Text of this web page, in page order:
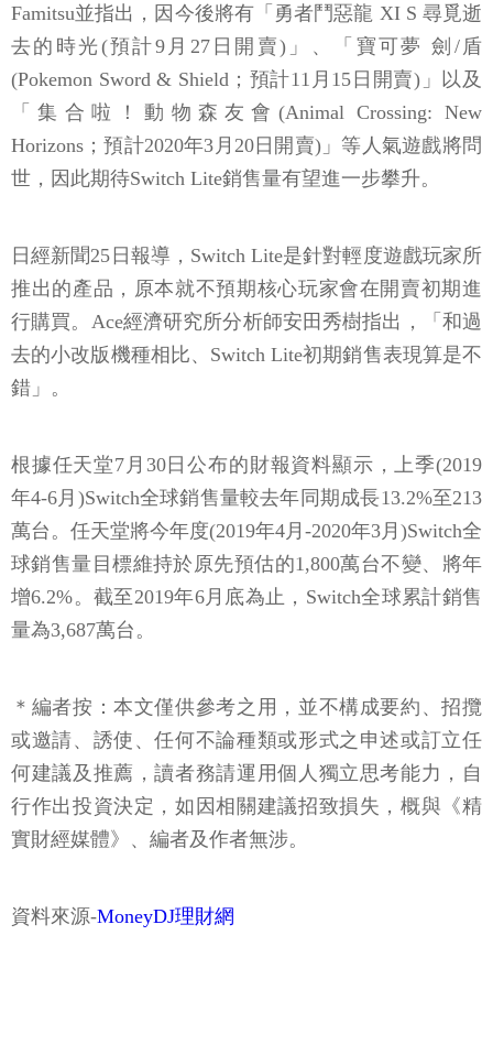
Famitsu並指出，因今後將有「勇者鬥惡龍 XI S 尋覓逝
去的時光(預計9月27日開賣)」、「寶可夢 劍/盾
(Pokemon Sword & Shield；預計11月15日開賣)」以及
「集合啦！動物森友會(Animal Crossing: New
Horizons；預計2020年3月20日開賣)」等人氣遊戲將問
世，因此期待Switch Lite銷售量有望進一步攀升。
日經新聞25日報導，Switch Lite是針對輕度遊戲玩家所
推出的產品，原本就不預期核心玩家會在開賣初期進
行購買。Ace經濟研究所分析師安田秀樹指出，「和過
去的小改版機種相比、Switch Lite初期銷售表現算是不
錯」。
根據任天堂7月30日公布的財報資料顯示，上季(2019
年4-6月)Switch全球銷售量較去年同期成長13.2%至213
萬台。任天堂將今年度(2019年4月-2020年3月)Switch全
球銷售量目標維持於原先預估的1,800萬台不變、將年
增6.2%。截至2019年6月底為止，Switch全球累計銷售
量為3,687萬台。
＊編者按：本文僅供參考之用，並不構成要約、招攬
或邀請、誘使、任何不論種類或形式之申述或訂立任
何建議及推薦，讀者務請運用個人獨立思考能力，自
行作出投資決定，如因相關建議招致損失，概與《精
實財經媒體》、編者及作者無涉。
資料來源-MoneyDJ理財網